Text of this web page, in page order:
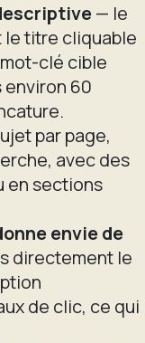
— le
le titre cliquable
clé cible
60
par page,
avec des
en sections
envie de
directement le
de clic, ce qui